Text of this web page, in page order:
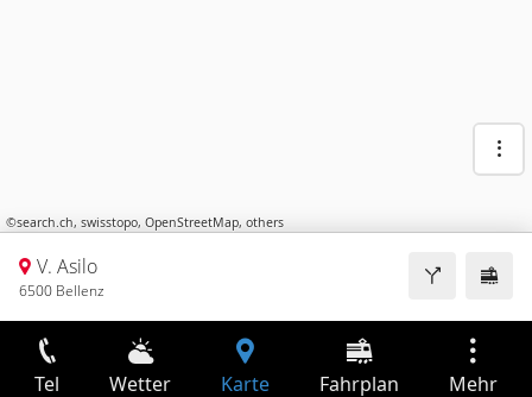
©search.ch, swisstopo, OpenStreetMap, others
V. Asilo
6500 Bellenz
Tel Wetter Karte Fahrplan Mehr